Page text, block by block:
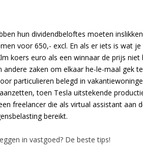
hun dividendbeloftes moeten
voor 650,- excl. En als er iets is wat
koers euro als een winnaar de prijs
andere zaken om elkaar he-le-maal gek
particulieren belegd in
toen Tesla uitstekende
freelancer die als virtual assistant
bereikt.
in vastgoed? De beste tips!